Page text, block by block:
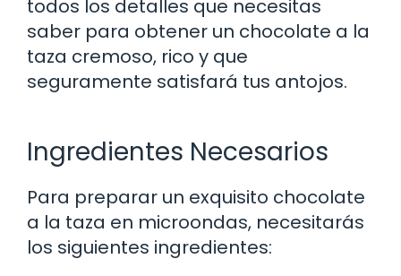
todos los detalles que necesitas
saber para obtener un chocolate a la
taza cremoso, rico y que
seguramente satisfará tus antojos.
Ingredientes Necesarios
Para preparar un exquisito chocolate
a la taza en microondas, necesitarás
los siguientes ingredientes: